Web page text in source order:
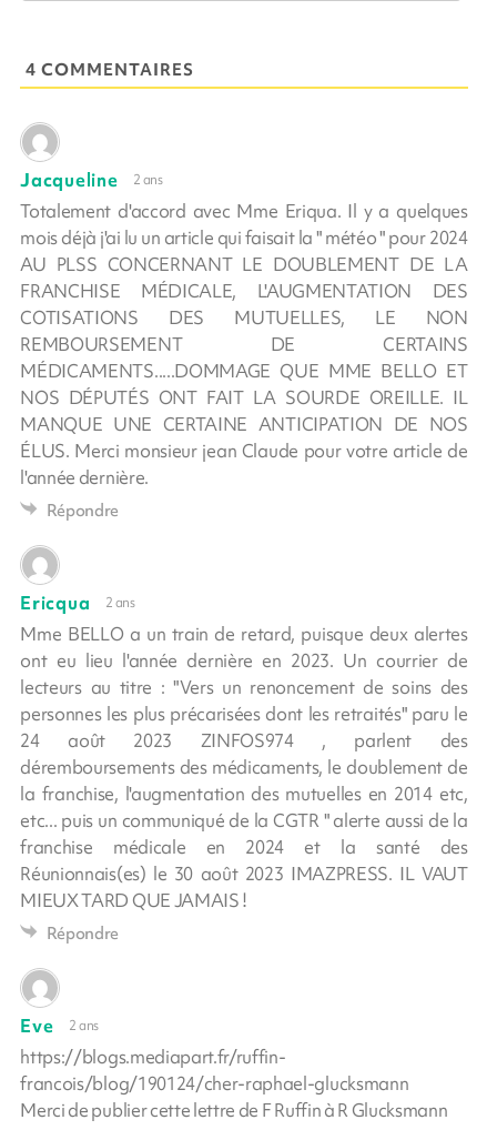
4 COMMENTAIRES
Jacqueline 2 ans
Totalement d'accord avec Mme Eriqua. Il y a quelques
mois déjà j'ai lu un article qui faisait la " météo " pour 2024
AU PLSS CONCERNANT LE DOUBLEMENT DE LA
FRANCHISE MÉDICALE, L'AUGMENTATION DES
COTISATIONS DES MUTUELLES, LE NON
REMBOURSEMENT DE CERTAINS
MÉDICAMENTS.....DOMMAGE QUE MME BELLO ET
NOS DÉPUTÉS ONT FAIT LA SOURDE OREILLE. IL
MANQUE UNE CERTAINE ANTICIPATION DE NOS
ÉLUS. Merci monsieur jean Claude pour votre article de
l'année dernière.
Répondre
Ericqua 2 ans
Mme BELLO a un train de retard, puisque deux alertes
ont eu lieu l'année dernière en 2023. Un courrier de
lecteurs au titre : "Vers un renoncement de soins des
personnes les plus précarisées dont les retraités" paru le
24 août 2023 ZINFOS974 , parlent des
déremboursements des médicaments, le doublement de
la franchise, l'augmentation des mutuelles en 2014 etc,
etc... puis un communiqué de la CGTR " alerte aussi de la
franchise médicale en 2024 et la santé des
Réunionnais(es) le 30 août 2023 IMAZPRESS. IL VAUT
MIEUX TARD QUE JAMAIS !
Répondre
Eve 2 ans
https://blogs.mediapart.fr/ruffin-
francois/blog/190124/cher-raphael-glucksmann
Merci de publier cette lettre de F Ruffin à R Glucksmann